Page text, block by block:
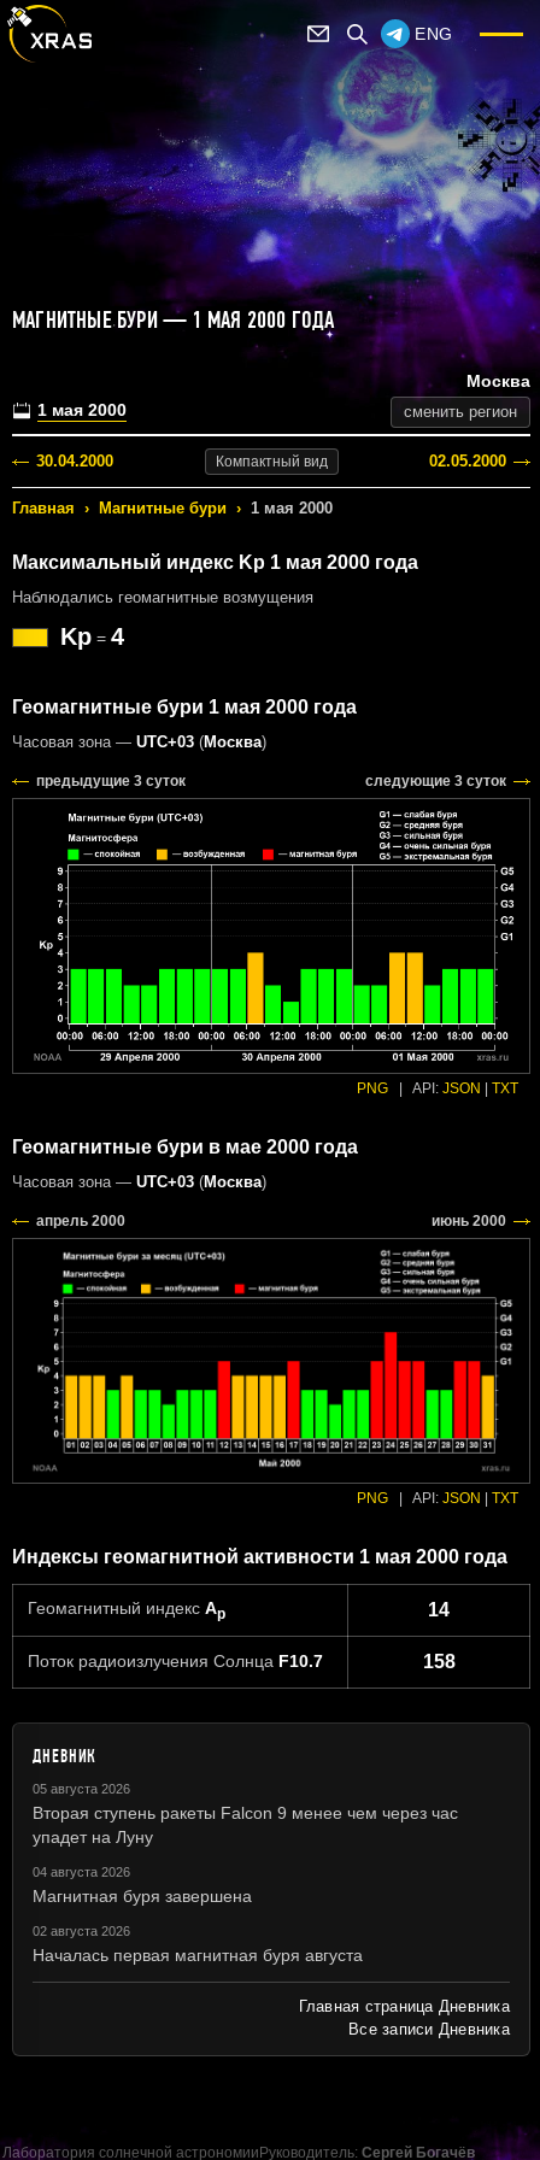
ENG
МАГНИТНЫЕ БУРИ — 1 МАЯ 2000 ГОДА
1 мая 2000
Москва
сменить регион
30.04.2000 Компактный вид 02.05.2000
Главная › Магнитные бури › 1 мая 2000
Максимальный индекс Kp 1 мая 2000 года
Наблюдались геомагнитные возмущения
Kp = 4
Геомагнитные бури 1 мая 2000 года
Часовая зона — UTC+03 (Москва)
предыдущие 3 суток следующие 3 суток
PNG API: JSON TXT
Геомагнитные бури в мае 2000 года
Часовая зона — UTC+03 (Москва)
PNG API: JSON TXT
Индексы геомагнитной активности 1 мая 2000 года
Геомагнитный индекс Ap 14
Поток радиоизлучения Солнца F10.7 158
ДНЕВНИК
05 августа 2026
Вторая ступень ракеты Falcon 9 менее чем через час
упадет на Луну
04 августа 2026
Магнитная буря завершена
02 августа 2026
Началась первая магнитная буря августа
Главная страница Дневника
Все записи Дневника
Лаборатория солнечной астрономии Руководитель: Сергей Богачёв